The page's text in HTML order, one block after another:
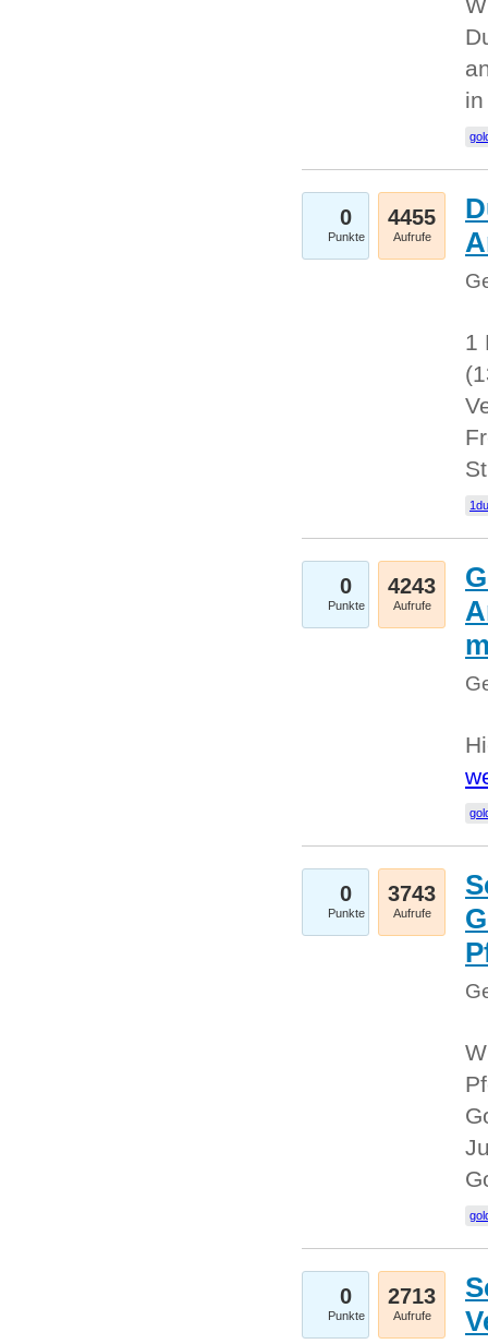
0
Punkte
4455
Aufrufe
1
0
Punkte
4243
Aufrufe
0
Punkte
3743
Aufrufe
0
Punkte
2713
Aufrufe